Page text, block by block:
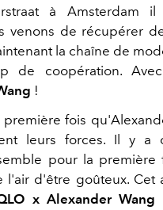
à Amsterdam
venons de récupérer
la chaîne de
de coopération.
!
fois
leurs forces. Il y a
pour la première
l'air d'être goûteux. Cet
x Alexander Wang